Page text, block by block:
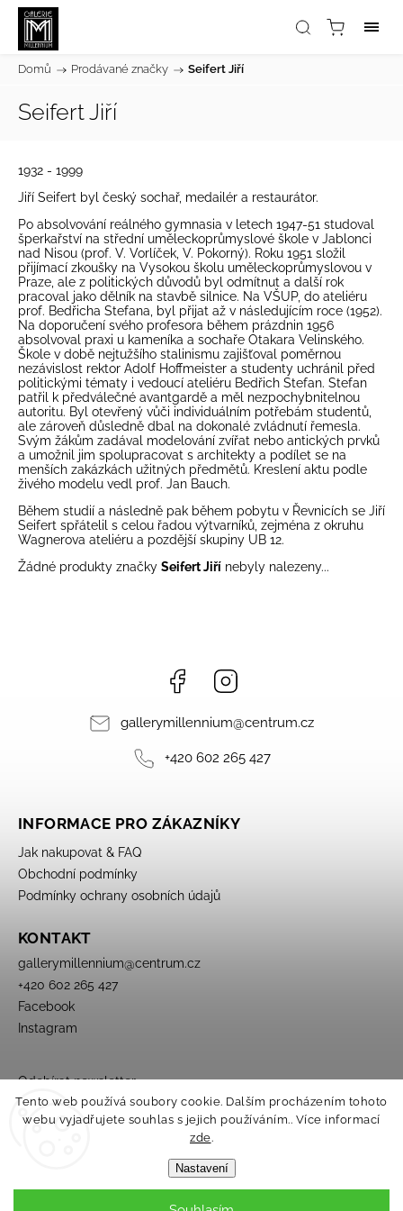
Tento web používá soubory cookie. Dalším procházením tohoto
webu vyjadřujete souhlas s jejich používáním.. Více informací
zde.
Nastavení
Domů / Prodávané značky / Seifert Jiří
Seifert Jiří
1932 - 1999
Jiří Seifert byl český sochař, medailér a restaurátor.
Po absolvování reálného gymnasia v letech 1947-51 studoval
šperkařství na střední uměleckoprůmyslové škole v Jablonci
nad Nisou (prof. V. Vorlíček, V. Pokorný). Roku 1951 složil
přijímací zkoušky na Vysokou školu uměleckoprůmyslovou v
Praze, ale z politických důvodů byl odmítnut a další rok
pracoval jako dělník na stavbě silnice. Na VŠUP, do ateliéru
prof. Bedřicha Stefana, byl přijat až v následujícím roce (1952).
Na doporučení svého profesora během prázdnin 1956
absolvoval praxi u kameníka a sochaře Otakara Velinského.
Škole v době nejtužšího stalinismu zajišťoval poměrnou
nezávislost rektor Adolf Hoffmeister a studenty uchránil před
politickými tématy i vedoucí ateliéru Bedřich Stefan. Stefan
patřil k předválečné avantgardě a měl nezpochybnitelnou
autoritu. Byl otevřený vůči individuálním potřebám studentů,
ale zároveň důsledně dbal na dokonalé zvládnutí řemesla.
Svým žákům zadával modelování zvířat nebo antických prvků
a umožnil jim spolupracovat s architekty a podílet se na
menších zakázkách užitných předmětů. Kreslení aktu podle
živého modelu vedl prof. Jan Bauch.
Během studií a následně pak během pobytu v Řevnicích se Jiří
Seifert spřátelil s celou řadou výtvarníků, zejména z okruhu
Wagnerova ateliéru a pozdější skupiny UB 12.
Žádné produkty značky Seifert Jiří nebyly nalezeny...
Facebook
gallerymillennium@centrum.cz
+420 602 265 427
INFORMACE PRO ZÁKAZNÍKY
Jak nakupovat & FAQ
Obchodní podmínky
Podmínky ochrany osobních údajů
KONTAKT
gallerymillennium@centrum.cz
+420 602 265 427
Facebook
Instagram
Odebírat newsletter